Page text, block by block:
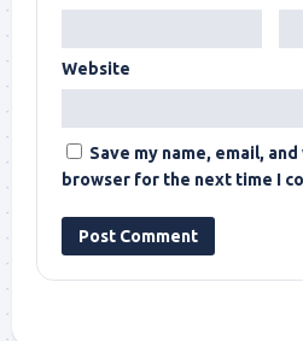
Website
Save my name, email,
browser for the next time I